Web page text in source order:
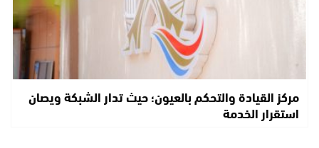
مركز القيادة والتحكم بالعيون؛ حيث تدار الشبكة ويصان
استقرار الخدمة